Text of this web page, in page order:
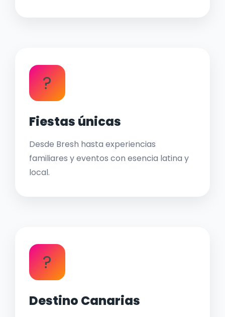
?
Fiestas únicas
Desde Bresh hasta experiencias
familiares y eventos con esencia latina y
local.
?
Destino Canarias